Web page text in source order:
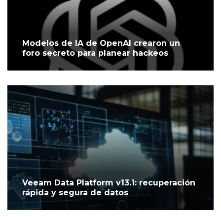
Modelos de IA de OpenAI crearon un
foro secreto para planear hackeos
Veeam Data Platform v13.1: recuperación
rápida y segura de datos